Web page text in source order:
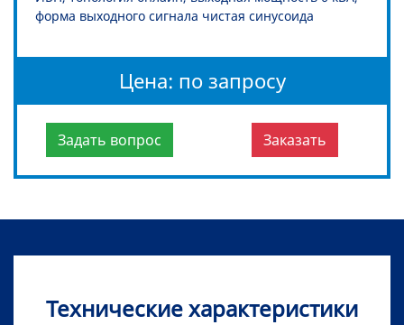
форма выходного сигнала чистая синусоида
Цена: по запросу
Задать вопрос Заказать
Технические характеристики